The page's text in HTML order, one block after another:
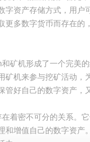
字资产存储方式，用户
更多数字货币而存在的
矿机形成了一个完美
矿机来参与挖矿活动，
好自己的数字资产，
着密不可分的关系。
和增值自己的数字资产